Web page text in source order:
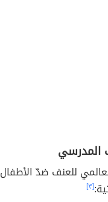
المدرسي
للعنف ضدّ الأطفال
[٣]